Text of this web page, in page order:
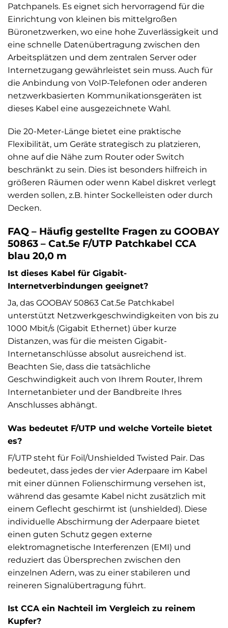
Patchpanels. Es eignet sich hervorragend für die
Einrichtung von kleinen bis mittelgroßen
Büronetzwerken, wo eine hohe Zuverlässigkeit und
eine schnelle Datenübertragung zwischen den
Arbeitsplätzen und dem zentralen Server oder
Internetzugang gewährleistet sein muss. Auch für
die Anbindung von VoIP-Telefonen oder anderen
netzwerkbasierten Kommunikationsgeräten ist
dieses Kabel eine ausgezeichnete Wahl.
Die 20-Meter-Länge bietet eine praktische
Flexibilität, um Geräte strategisch zu platzieren,
ohne auf die Nähe zum Router oder Switch
beschränkt zu sein. Dies ist besonders hilfreich in
größeren Räumen oder wenn Kabel diskret verlegt
werden sollen, z.B. hinter Sockelleisten oder durch
Decken.
FAQ – Häufig gestellte Fragen zu GOOBAY
50863 – Cat.5e F/UTP Patchkabel CCA
blau 20,0 m
Ist dieses Kabel für Gigabit-
Internetverbindungen geeignet?
Ja, das GOOBAY 50863 Cat.5e Patchkabel
unterstützt Netzwerkgeschwindigkeiten von bis zu
1000 Mbit/s (Gigabit Ethernet) über kurze
Distanzen, was für die meisten Gigabit-
Internetanschlüsse absolut ausreichend ist.
Beachten Sie, dass die tatsächliche
Geschwindigkeit auch von Ihrem Router, Ihrem
Internetanbieter und der Bandbreite Ihres
Anschlusses abhängt.
Was bedeutet F/UTP und welche Vorteile bietet
es?
F/UTP steht für Foil/Unshielded Twisted Pair. Das
bedeutet, dass jedes der vier Aderpaare im Kabel
mit einer dünnen Folienschirmung versehen ist,
während das gesamte Kabel nicht zusätzlich mit
einem Geflecht geschirmt ist (unshielded). Diese
individuelle Abschirmung der Aderpaare bietet
einen guten Schutz gegen externe
elektromagnetische Interferenzen (EMI) und
reduziert das Übersprechen zwischen den
einzelnen Adern, was zu einer stabileren und
reineren Signalübertragung führt.
Ist CCA ein Nachteil im Vergleich zu reinem
Kupfer?